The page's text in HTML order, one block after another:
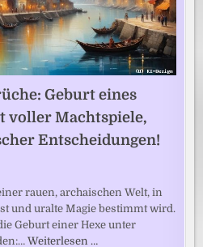
Geburt eines
voller Machtspiele,
Entscheidungen!
rauen, archaischen Welt, in
und uralte Magie bestimmt wird.
Geburt einer Hexe unter
Weiterlesen …